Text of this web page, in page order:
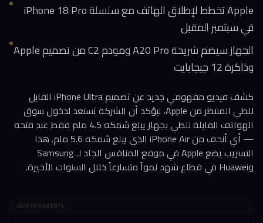
Apple تخطط لإطلاق الهاتف مع سلسلة iPhone 18 Pro
في سبتمبر المقبل
الجهاز سيضم شريحة A20 Pro ومودم C2 من تصميم Apple
وذاكرة 12 جيجابايت
كشف فيديو مفهومي جديد عن تصميم iPhone Ultra القابل
للطي المنتظر من Apple، ليؤكد أن الشركة تستعد لدخول سوق
الهواتف القابلة للطي بجهاز يبلغ سُمكه 4.5 ملم فقط عند فتحه
— أي أنحف من iPhone Air الذي يبلغ سُمكه 5.6 ملم. هذا
التسريب يضع Apple في موقع المنافس الجاد لـ Samsung
وHuawei في قطاع شهد نمواً متسارعاً خلال السنوات الأخيرة.
ADVERTISEMENTS